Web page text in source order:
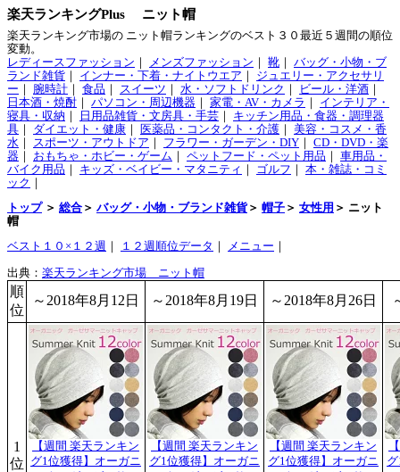
楽天ランキングPlus ニット帽
楽天ランキング市場の ニット帽ランキングのベスト３０最近５週間の順位
変動。
レディースファッション
メンズファッション 靴
バッグ・小物・ブ
ランド雑貨
インナー・下着・ナイトウエア
ジュエリー・アクセサリ
ー
腕時計 食品 スイーツ 水・ソフトドリンク ビール・洋酒
日本酒・焼酎
パソコン・周辺機器 家電・AV・カメラ
インテリア・
寝具・収納
日用品雑貨・文房具・手芸
キッチン用品・食器・調理器
具
ダイエット・健康 医薬品・コンタクト・介護
美容・コスメ・香
水
スポーツ・アウトドア フラワー・ガーデン・DIY
CD・DVD・楽
器
おもちゃ・ホビー・ゲーム ペットフード・ペット用品
車用品・
バイク用品
キッズ・ベイビー・マタニティ ゴルフ
本・雑誌・コミ
ック
トップ＞ 総合 ＞ バッグ・小物・ブランド雑貨＞ 帽子 ＞ 女性用 ＞ ニット
帽
ベスト１０×１２週 ｜ １２週順位データ ｜ メニュー ｜
出典： 楽天ランキング市場 ニット帽
順
位
～2018年8月12日 ～2018年8月19日 ～2018年8月26日
1
位
【週間 楽天ランキン
グ1位獲得】オーガニ
【週間 楽天ランキン
グ1位獲得】オーガニ
【週間 楽天ランキン
グ1位獲得】オーガニ